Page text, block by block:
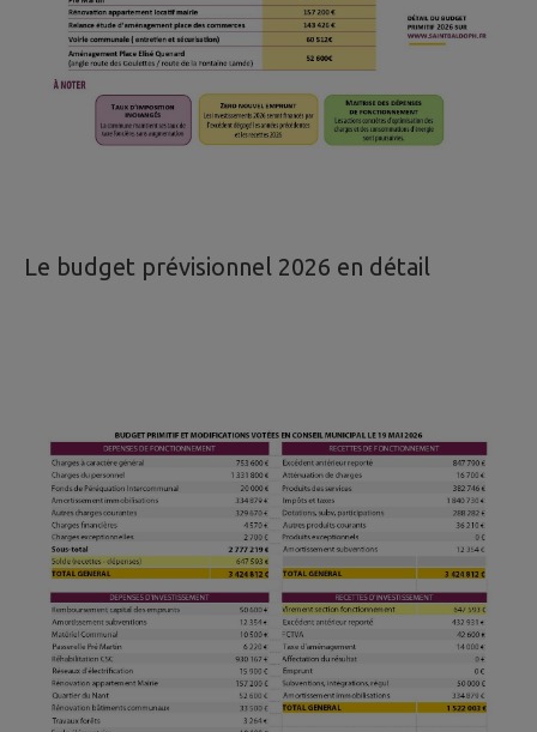
Le budget prévisionnel 2026 en détail